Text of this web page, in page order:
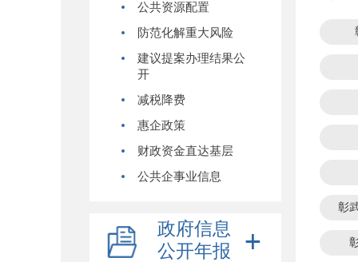
公共资源配置
防范化解重大风险
建议提案办理结果公
开
减税降费
惠企政策
财政资金直达基层
公共企事业信息
政府信息
公开年报
彰